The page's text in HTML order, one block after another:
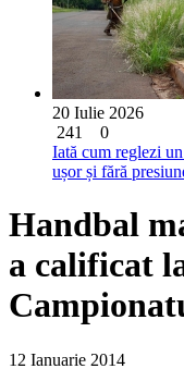
20 Iulie 2026
241
0
Iată cum reglezi
ușor și fără
Handbal
a calificat
12 Ianuarie 2014